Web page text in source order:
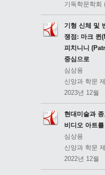
기독학문학회
기형 신체 및
쟁점: 마크 퀸
피치니니
중심으로
심상용
신앙과 학문
2023년 12월
현대미술과
비디오 아트
심상용
신앙과 학문
2022년 12월